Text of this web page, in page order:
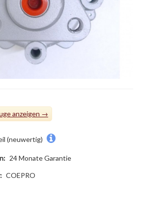
(neuwertig)
24 Monate Garantie
COEPRO